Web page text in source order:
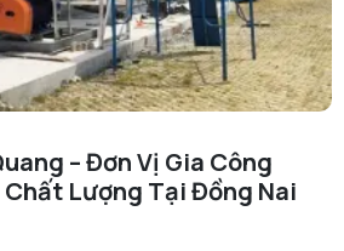
– Đơn Vị Gia Công
Chất Lượng Tại Đồng Nai